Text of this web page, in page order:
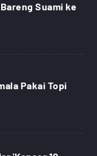
Suami ke
Pakai Topi